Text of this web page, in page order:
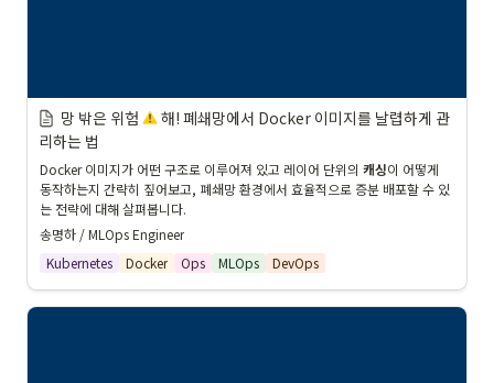
망 밖은 위험
해! 폐쇄망에서 Docker 이미지를 날렵하게 관
리하는 법
Docker 이미지가 어떤 구조로 이루어져 있고 레이어 단위의 캐싱이 어떻게
동작하는지 간략히 짚어보고, 폐쇄망 환경에서 효율적으로 증분 배포할 수 있
는 전략에 대해 살펴봅니다.
송명하 / MLOps Engineer
Kubernetes
Docker Ops MLOps DevOps